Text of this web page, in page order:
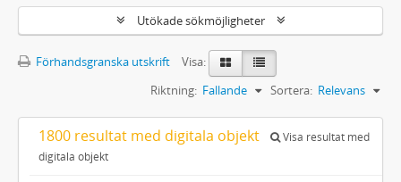
Utökade sökmöjligheter
Förhandsgranska utskrift
Visa:
Sortera: Relevans
Riktning: Fallande
1800 resultat med digitala objekt
Visa resultat med
digitala objekt